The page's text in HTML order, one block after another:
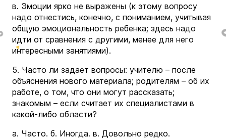
в. Эмоции ярко не выражены (к этому вопросу
надо отнестись, конечно, с пониманием, учитывая
общую эмоциональность ребенка; здесь надо
идти от сравнения с другими, менее для него
интересными занятиями).
5. Часто ли задает вопросы: учителю – после
объяснения нового материала; родителям – об их
работе, о том, что они могут рассказать;
знакомым – если считает их специалистами в
какой-либо области?
а. Часто. б. Иногда. в. Довольно редко.